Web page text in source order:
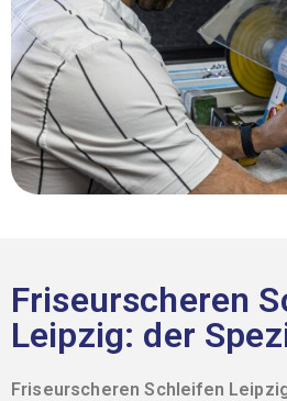
Friseurscheren
Leipzig: der
Friseurscheren Schleifen